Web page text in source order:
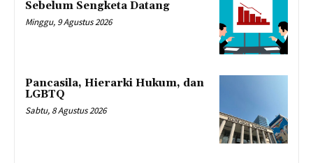
Sebelum Sengketa Datang
Minggu, 9 Agustus 2026
Pancasila, Hierarki Hukum, dan
LGBTQ
Sabtu, 8 Agustus 2026